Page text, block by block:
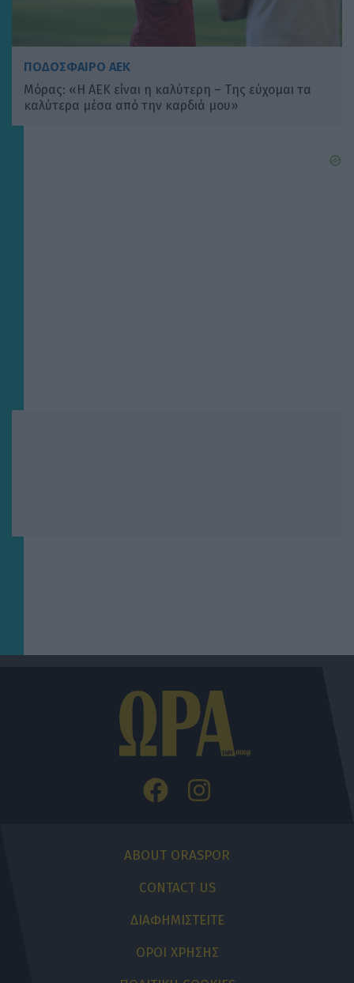
ΠΟΔΟΣΦΑΙΡΟ ΑΕΚ
Μόρας: «Η ΑΕΚ είναι η καλύτερη – Της εύχομαι τα
καλύτερα μέσα από την καρδιά μου»
ABOUT ORASPOR
CONTACT US
ΔΙΑΦΗΜΙΣΤΕΙΤΕ
ΟΡΟΙ ΧΡΗΣΗΣ